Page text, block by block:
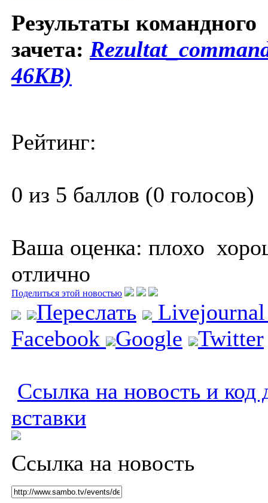
Результаты командного
зачета:
46KB)
Рейтинг:
0 из 5 баллов (0 голосов)
Ваша оценка: плохо
отлично
Поделиться этой новостью
Переслать
Facebook
Google Twitter
Ссылка на новость и код
вставки
Ссылка на новость